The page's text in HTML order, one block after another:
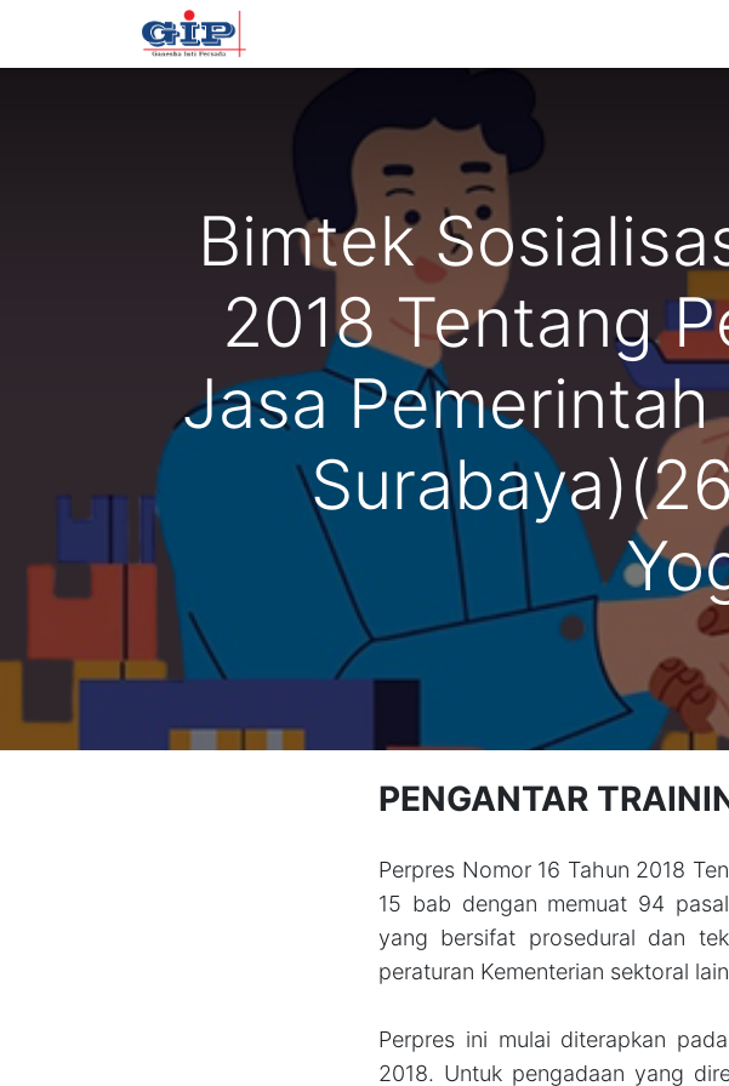
Bimtek
2018 Tentang
Jasa
PENGANTAR
Perpres Nomor 16 Tahun 2018
15 bab dengan memuat 94
yang bersifat prosedural dan
peraturan Kementerian sektoral
Perpres ini mulai diterapkan
2018. Untuk pengadaan yang